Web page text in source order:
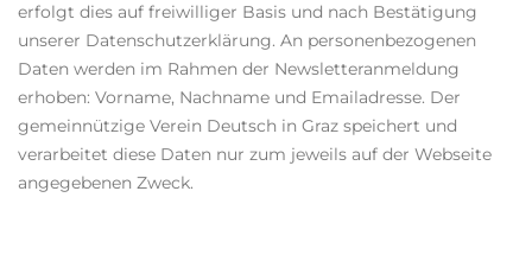
erfolgt dies auf freiwilliger Basis und nach Bestätigung
unserer Datenschutzerklärung. An personenbezogenen
Daten werden im Rahmen der Newsletteranmeldung
erhoben: Vorname, Nachname und Emailadresse. Der
gemeinnützige Verein Deutsch in Graz speichert und
verarbeitet diese Daten nur zum jeweils auf der Webseite
angegebenen Zweck.